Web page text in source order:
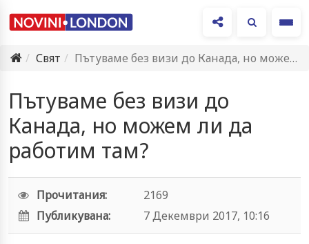
Свят
Пътуваме без визи до Канада, но можем ли да работим…
Пътуваме без визи до
Канада, но можем ли да
работим там?
Прочитания:
2169
Публикувана:
7 Декември 2017, 10:16